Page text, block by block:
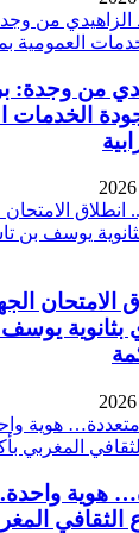
من وجدة:
الخدمات
الامتحان
بثانوية
هوية
الثقافي